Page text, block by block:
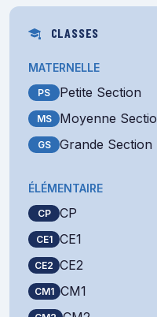
CLASSES
MATERNELLE
PS Petite Section
MS Moyenne
GS Grande Section
ÉLÉMENTAIRE
CP CP
CE1 CE1
CE2 CE2
CM1 CM1